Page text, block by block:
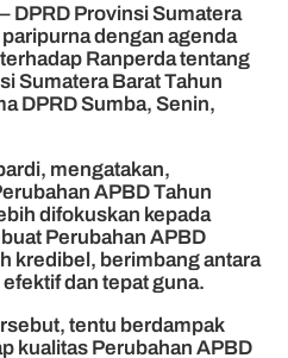
– DPRD Provinsi Sumatera
dengan agenda
Ranperda tentang
Sumatera Barat Tahun
DPRD Sumba, Senin,
mengatakan,
APBD Tahun
difokuskan kepada
Perubahan APBD
kredibel, berimbang antara
dan tepat guna.
tentu berdampak
kualitas Perubahan APBD